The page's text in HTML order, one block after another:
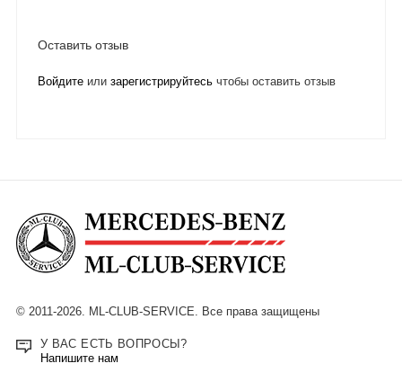
Оставить отзыв
Войдитеили зарегистрируйтесьчтобы оставить отзыв
© 2011-2026. ML-CLUB-SERVICE. Все права защищены
У ВАС ЕСТЬ ВОПРОСЫ?
Напишите нам